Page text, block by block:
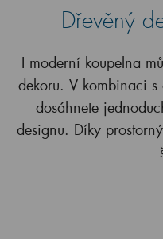
Dřevěný
I moderní koupelna
dekoru. V kombinaci s
dosáhnete
designu. Díky